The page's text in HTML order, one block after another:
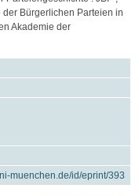
der Bürgerlichen Parteien in
Akademie der
muenchen.de/id/eprint/393